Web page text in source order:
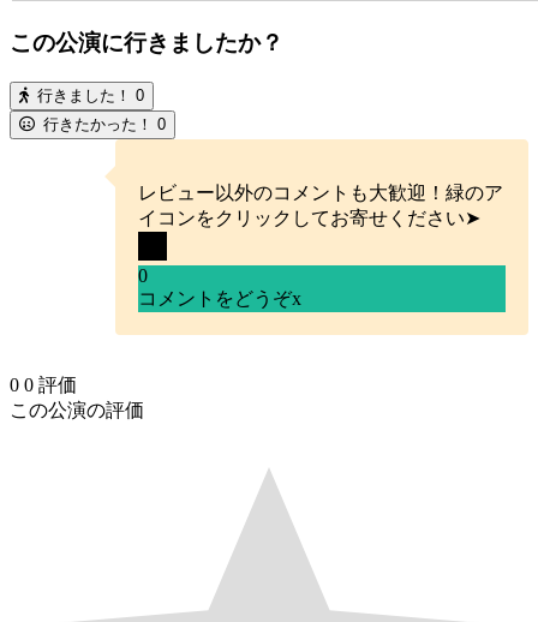
この公演に行きましたか？
行きました！ 0
行きたかった！ 0
レビュー以外のコメントも大歓迎！緑のア
イコンをクリックしてお寄せください➤
0
コメントをどうぞx
0 0 評価
この公演の評価